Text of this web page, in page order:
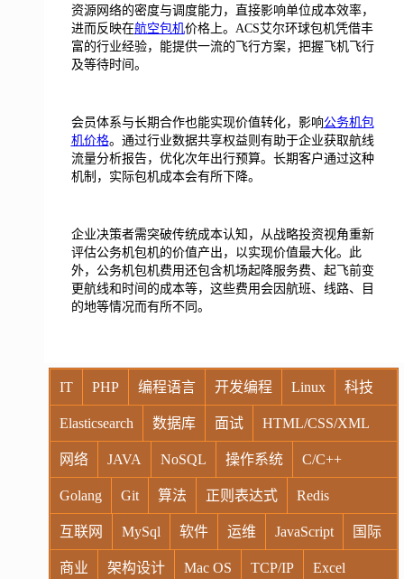
资源网络的密度与调度能力，直接影响单位成本效率，
进而反映在航空包机价格上。ACS艾尔环球包机凭借丰
富的行业经验，能提供一流的飞行方案，把握飞机飞行
及等待时间。
会员体系与长期合作也能实现价值转化，影响公务机包
机价格。通过行业数据共享权益则有助于企业获取航线
流量分析报告，优化次年出行预算。长期客户通过这种
机制，实际包机成本会有所下降。
企业决策者需突破传统成本认知，从战略投资视角重新
评估公务机包机的价值产出，以实现价值最大化。此
外，公务机包机费用还包含机场起降服务费、起飞前变
更航线和时间的成本等，这些费用会因航班、线路、目
的地等情况而有所不同。
IT PHP 编程语言 开发编程 Linux 科技
Elasticsearch 数据库 面试 HTML/CSS/XML
网络 JAVA NoSQL 操作系统 C/C++
Golang Git 算法 正则表达式 Redis
互联网 MySql 软件 运维 JavaScript 国际
商业 架构设计 Mac OS TCP/IP Excel